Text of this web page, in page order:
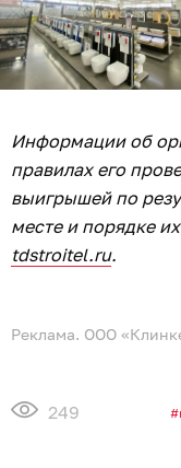
Информации об
правилах его
выигрышей по
месте и порядке
tdstroitel.ru.
Реклама. ООО
249